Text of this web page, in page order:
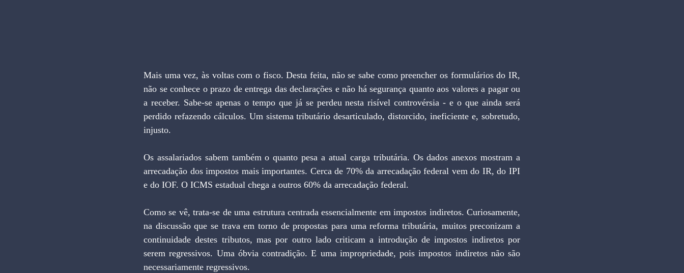
Mais uma vez, às voltas com o fisco. Desta feita, não se sabe como preencher os formulários do IR,
não se conhece o prazo de entrega das declarações e não há segurança quanto aos valores a pagar ou
a receber. Sabe-se apenas o tempo que já se perdeu nesta risível controvérsia - e o que ainda será
perdido refazendo cálculos. Um sistema tributário desarticulado, distorcido, ineficiente e, sobretudo,
injusto.
Os assalariados sabem também o quanto pesa a atual carga tributária. Os dados anexos mostram a
arrecadação dos impostos mais importantes. Cerca de 70% da arrecadação federal vem do IR, do IPI
e do IOF. O ICMS estadual chega a outros 60% da arrecadação federal.
Como se vê, trata-se de uma estrutura centrada essencialmente em impostos indiretos. Curiosamente,
na discussão que se trava em torno de propostas para uma reforma tributária, muitos preconizam a
continuidade destes tributos, mas por outro lado criticam a introdução de impostos indiretos por
serem regressivos. Uma óbvia contradição. E uma impropriedade, pois impostos indiretos não são
necessariamente regressivos.